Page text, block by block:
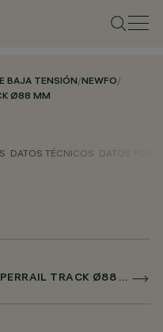
BAJA TENSIÓN/NEWFO/
Ø88 MM
DATOS TÉCNICOS DATOS
NEWFO FOR LOW VOLTAGE / SUPERRAIL TRACK Ø88 MM